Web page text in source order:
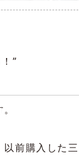
”
前購入した